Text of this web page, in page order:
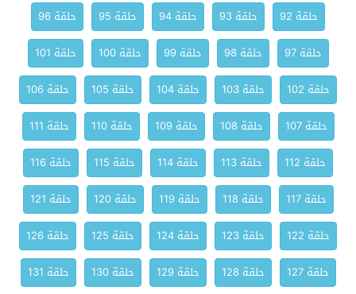
حلقة 92
حلقة 93 حلقة 94 حلقة 95
حلقة 96
حلقة 97
حلقة 98 حلقة 99 حلقة 100
حلقة 101
حلقة 102
حلقة 103 حلقة 104 حلقة 105
حلقة 106
حلقة 107
حلقة 108 حلقة 109 حلقة 110
حلقة 111
حلقة 112
حلقة 113 حلقة 114 حلقة 115
حلقة 116
حلقة 117
حلقة 118 حلقة 119 حلقة 120
حلقة 121
حلقة 122
حلقة 123 حلقة 124 حلقة 125
حلقة 126
حلقة 127
حلقة 128 حلقة 129 حلقة 130 حلقة 131